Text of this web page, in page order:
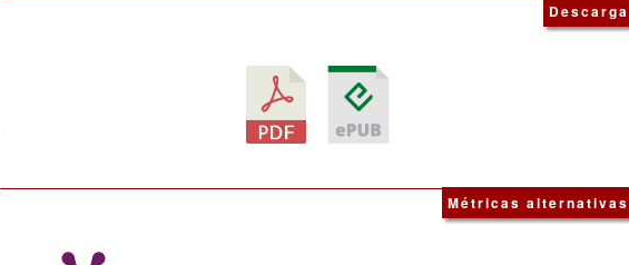
Descarga
Métricas alternativas